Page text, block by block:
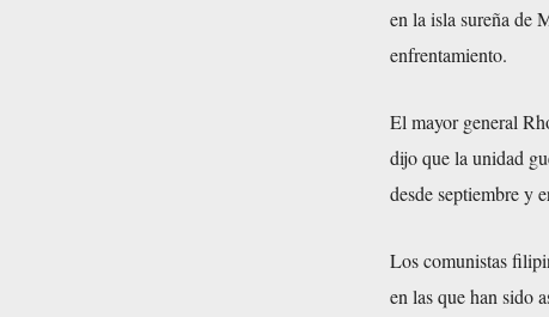
en la isla sureña de
enfrentamiento.
El mayor general
dijo que la unidad
desde septiembre y
Los comunistas
en las que han sido